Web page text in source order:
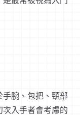
腕、包把、頸部
次入手者會考慮的